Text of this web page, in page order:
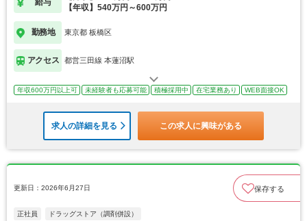
【年収】540万円～600万円
勤務地 東京都 板橋区
アクセス 都営三田線 本蓮沼駅
年収600万円以上可 未経験者も応募可能 積極採用中 在宅業務あり WEB面接OK
求人の詳細を見る この求人に興味がある
更新日：2026年6月27日 保存する
正社員 ドラッグストア（調剤併設）